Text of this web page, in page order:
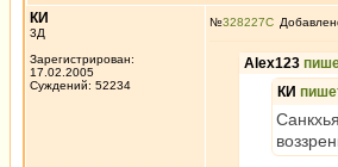
КИ
3Д
Зарегистрирован:
17.02.2005
Суждений: 52234
№328227
Alex123
КИ